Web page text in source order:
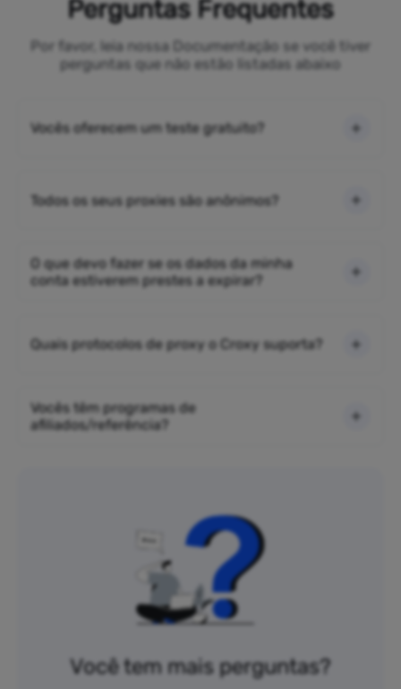
Perguntas Frequentes
Por favor, leia nossa Documentação se você tiver
perguntas que não estão listadas abaixo
Vocês oferecem um teste gratuito?
Todos os seus proxies são anônimos?
O que devo fazer se os dados da minha
conta estiverem prestes a expirar?
Quais protocolos de proxy o Croxy suporta?
Vocês têm programas de
afiliados/referência?
Você tem mais perguntas?